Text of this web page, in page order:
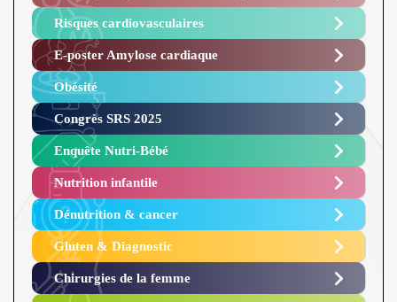
Risques cardiovasculaires
E-poster Amylose cardiaque ​
Obésité ​
Congrès SRS 2025 ​
Enquête Nutri-Bébé ​
Nutrition infantile
Dénutrition & cancer
Gluten & Diagnostic
Chirurgies de la femme